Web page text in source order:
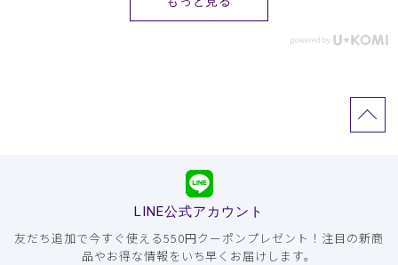
LINE公式アカウント
友だち追加で今すぐ使える550円クーポンプレゼント！注目の新商
品やお得な情報をいち早くお届けします。